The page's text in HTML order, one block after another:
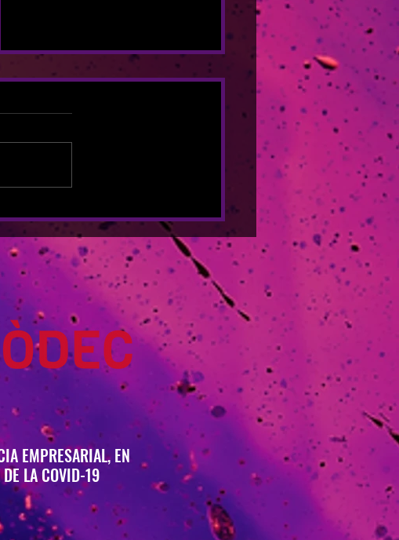
HIGUERUELAS (17.01.2026)
EMPRESARIAL, EN
LA COVID-19